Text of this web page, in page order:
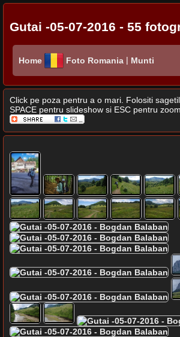
Gutai -05-07-2016 - 55
Home Foto Romania | Munti
Click pe poza pentru a o mari. Folositi
SPACE pentru slideshow si ESC pentru